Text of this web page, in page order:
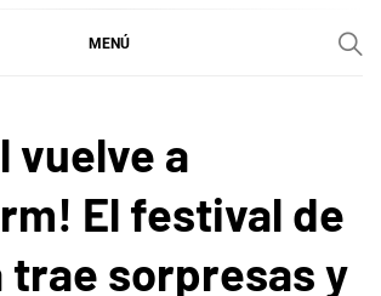
MENÚ
vuelve a
El festival de
trae sorpresas y